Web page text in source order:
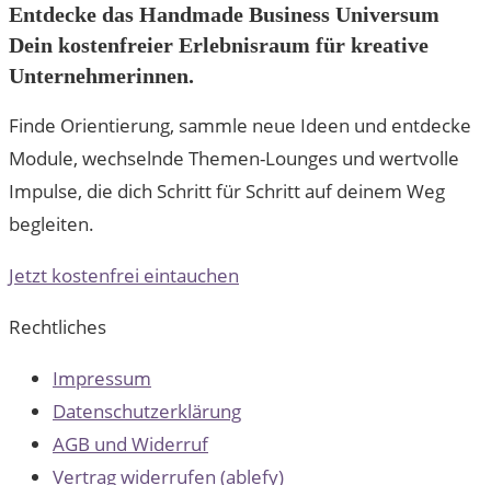
Entdecke das Handmade Business Universum
Dein kostenfreier Erlebnisraum für kreative
Unternehmerinnen.
Finde Orientierung, sammle neue Ideen und entdecke
Module, wechselnde Themen-Lounges und wertvolle
Impulse, die dich Schritt für Schritt auf deinem Weg
begleiten.
Jetzt kostenfrei eintauchen
Rechtliches
Impressum
Datenschutzerklärung
AGB und Widerruf
Vertrag widerrufen (ablefy)